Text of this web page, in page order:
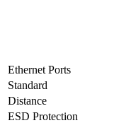
Ethernet Ports
Standard
Distance
ESD Protection